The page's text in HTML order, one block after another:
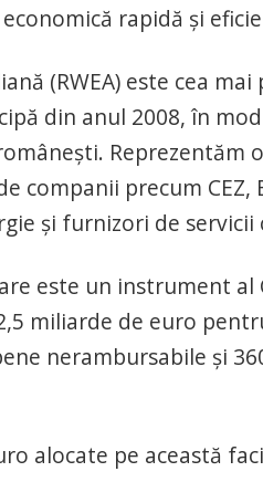
rapidă și
(RWEA) este cea
din anul 2008, în
Reprezentăm
precum CEZ,
și furnizori de servicii
este un instrument al
miliarde de euro
nerambursabile și
alocate pe această